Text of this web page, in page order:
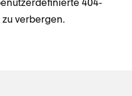
verbergen.